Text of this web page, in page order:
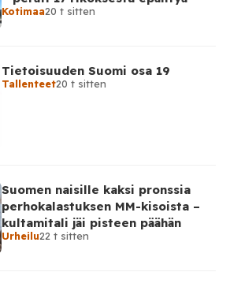
Kotimaa20 t sitten
Tietoisuuden Suomi osa 19
Tallenteet20 t sitten
Suomen naisille kaksi pronssia
perhokalastuksen MM-kisoista –
kultamitali jäi pisteen päähän
Urheilu22 t sitten